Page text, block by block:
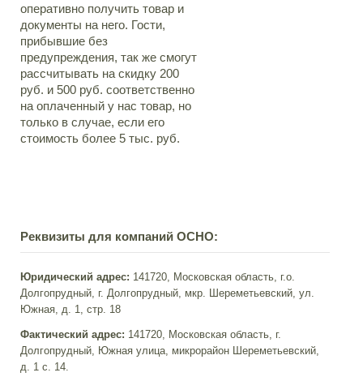
оперативно получить товар и
документы на него. Гости,
прибывшие без
предупреждения, так же смогут
рассчитывать на скидку 200
руб. и 500 руб. соответственно
на оплаченный у нас товар, но
только в случае, если его
стоимость более 5 тыс. руб.
Реквизиты для компаний ОСНО:
Юридический адрес: 141720, Московская область, г.о.
Долгопрудный, г. Долгопрудный, мкр. Шереметьевский, ул.
Южная, д. 1, стр. 18
Фактический адрес: 141720, Московская область, г.
Долгопрудный, Южная улица, микрорайон Шереметьевский,
д. 1 с. 14.